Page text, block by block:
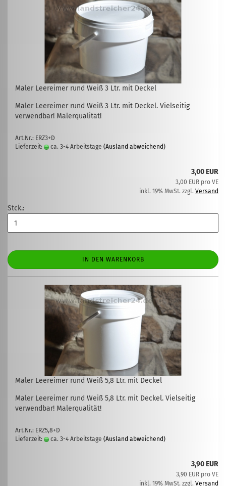
Maler Leereimer rund Weiß 3 Ltr. mit Deckel
Maler Leereimer rund Weiß 3 Ltr. mit Deckel. Vielseitig
verwendbar! Malerqualität!
Art.Nr.: ERZ3+D
Lieferzeit:
ca. 3-4 Arbeitstage (Ausland abweichend)
3,00 EUR
3,00 EUR pro VE
inkl. 19% MwSt. zzgl. Versand
Stck.:
IN DEN WARENKORB
Maler Leereimer rund Weiß 5,8 Ltr. mit Deckel
Maler Leereimer rund Weiß 5,8 Ltr. mit Deckel. Vielseitig
verwendbar! Malerqualität!
Art.Nr.: ERZ5,8+D
Lieferzeit:
ca. 3-4 Arbeitstage (Ausland abweichend)
3,90 EUR
3,90 EUR pro VE
inkl. 19% MwSt. zzgl. Versand